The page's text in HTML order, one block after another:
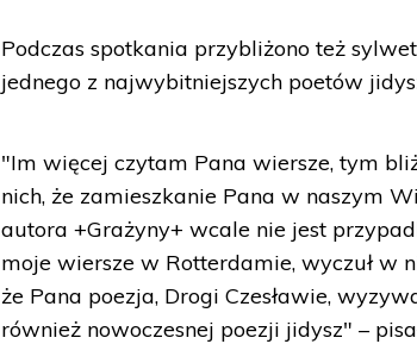
Podczas spotkania przybliżono też
jednego z najwybitniejszych poetów
"Im więcej czytam Pana wiersze, tym
nich, że zamieszkanie Pana w naszym
autora +Grażyny+ wcale nie jest
moje wiersze w Rotterdamie, wyczuł w
że Pana poezja, Drogi Czesławie,
również nowoczesnej poezji jidysz" –